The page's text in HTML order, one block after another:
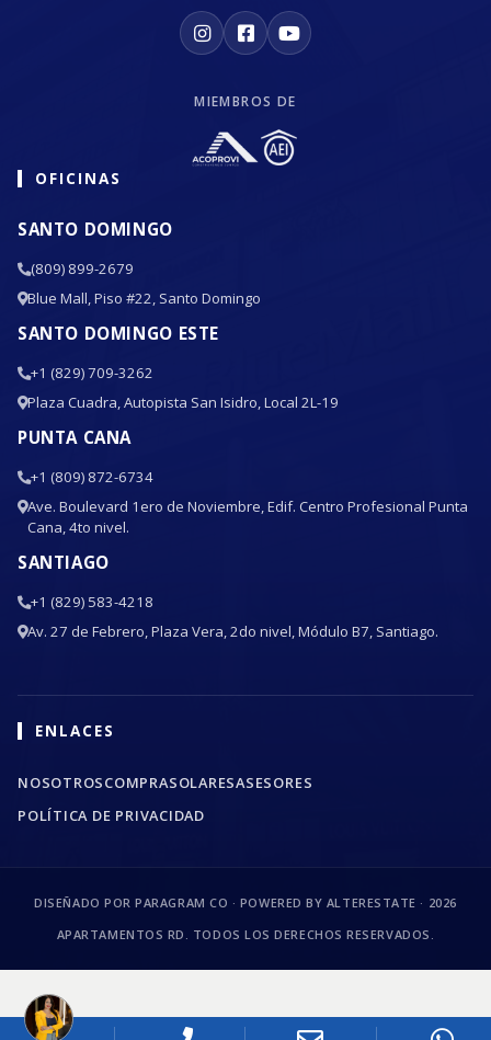
MIEMBROS DE
OFICINAS
SANTO DOMINGO
(809) 899-2679
Blue Mall, Piso #22, Santo Domingo
SANTO DOMINGO ESTE
+1 (829) 709-3262
Plaza Cuadra, Autopista San Isidro, Local 2L-19
PUNTA CANA
+1 (809) 872-6734
Ave. Boulevard 1ero de Noviembre, Edif. Centro Profesional Punta
Cana, 4to nivel.
SANTIAGO
+1 (829) 583-4218
Av. 27 de Febrero, Plaza Vera, 2do nivel, Módulo B7, Santiago.
ENLACES
NOSOTROSCOMPRASOLARESASESORES
POLÍTICA DE PRIVACIDAD
DISEÑADO POR PARAGRAM CO · POWERED BY ALTERESTATE · 2026
APARTAMENTOS RD. TODOS LOS DERECHOS RESERVADOS.